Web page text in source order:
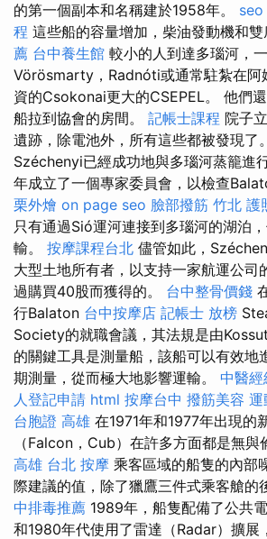
的第一個副本和名稱建於1958年。 seo
程 這些船的容量增加，柴油發動機和雙
薦 台中養生館 較小的人到達多瑙河，
Vörösmarty，Radnóti或通常駐紮在阿
資的Csokonai更大的CSEPEL。 他們
船拉到協會的房間。 記帳士課程 院子
遺跡，除電池外，所有這些都被發現了
Széchenyi已經成功地與多瑙河蒸籠進
年成立了一個專家委員會，以檢查
栗外燴 on page seo 臉部撥筋 竹北 護
只有通過Sió運河連接到多瑙河的湖泊
輸。 按摩課程台北 儘管如此，
大型土地所有者，以支持一家航運公司
過購買40股而獲得的。 台中整骨價錢
行Balaton 台中按摩店 記帳士 放榜
Society的就職會議，其法規是由
的關鍵工具是測量船，該船可以有效地
期測量，從而極大地影響運輸。 中醫經
人登記申請 html 按摩台中 撥筋美容 運
台胞證 高雄 在1971年和1977年出現的
（Falcon，Cub）在許多方面都是無與
高雄 台北 按摩 乘客區域的船隻的內部
際建議的值，除了獵鷹三件式乘客艙的
中排毒推薦 1989年，船隻配備了公共
和1980年代使用了雷達（Radar）擴展